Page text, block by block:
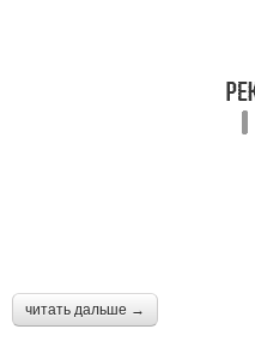
читать дальше →